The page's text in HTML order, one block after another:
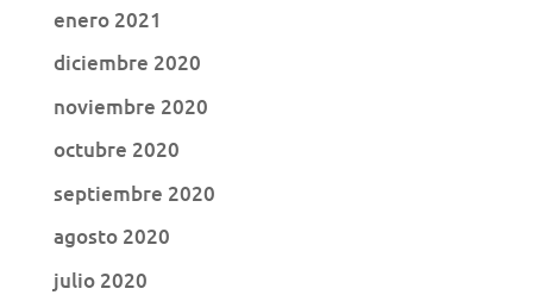
enero 2021
diciembre 2020
noviembre 2020
octubre 2020
septiembre 2020
agosto 2020
julio 2020